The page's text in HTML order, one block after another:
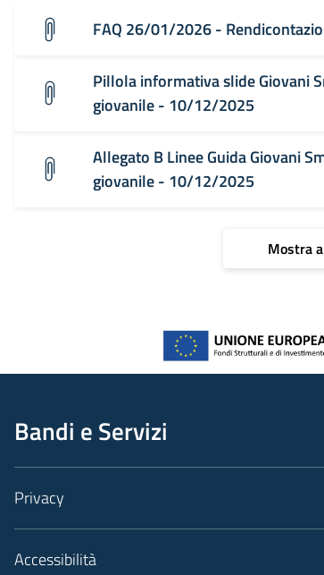
FAQ 26/01/2026 -
Pillola informativa slide Giovani
giovanile - 10/12/2025
Allegato B Linee Guida Giovani
giovanile - 10/12/2025
Mostra
Bandi e Servizi
Privacy
Accessibilità